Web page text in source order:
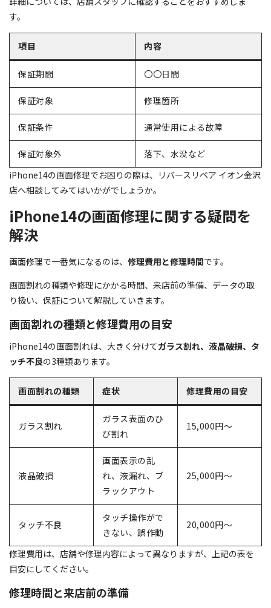
す。
項目 内容
保証期間 〇〇日間
保証対象 修理箇所
保証条件 通常使用による故障
保証対象外
落下、水没など
iPhone14の画面修理でお困りの際は、リバースリペア イオン金沢
店へ相談してみてはいかがでしょうか。
iPhone14の画面修理に関する疑問を
解決
画面修理で一番気になるのは、 修理費用と修理時間です。
画面割れの種類や修理にかかる時間、来店前の準備、データの取
り扱い、保証について解説していきます。
画面割れの種類と修理費用の目安
iPhone14の画面割れは、大きく分けてガラス割れ、液晶破損、タ
ッチ不良の3種類あります。
画面割れの種類 症状 修理費用の目安
ガラス割れ
ガラス表面のひ
び割れ
15,000円～
液晶破損
画面表示の乱
れ、液漏れ、ブ
ラックアウト
25,000円～
タッチ不良
タッチ操作がで
きない、誤作動
20,000円～
修理費用は、店舗や修理内容によって異なりますが、上記の表を
目安にしてください。
修理時間と来店前の準備